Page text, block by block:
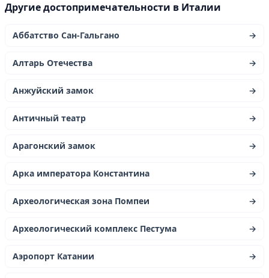
Другие достопримечательности в Италии
Аббатство Сан-Гальгано →
Алтарь Отечества →
Анжуйский замок →
Античный театр →
Арагонский замок →
Арка императора Константина →
Археологическая зона Помпеи →
Археологический комплекс Пестума →
Аэропорт Катании →